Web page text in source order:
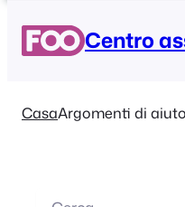
Centro
CasaArgomenti di aiuto